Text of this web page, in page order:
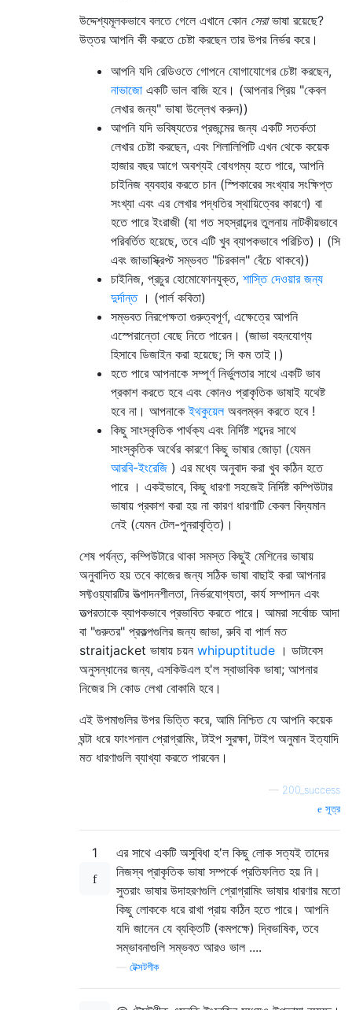
উদ্দেশ্যমূলকভাবে বলতে গেলে এখানে কোন সেরাভাষা রয়েছে?
উত্তর আপনি কী করতে চেষ্টা করছেন তার উপর নির্ভর করে।
আপনি যদি রেডিওতে গোপনে যোগাযোগের চেষ্টা করছেন,
নাভাজো একটি ভাল বাজি হবে। (আপনার প্রিয় "কেবল
লেখার জন্য" ভাষা উল্লেখ করুন))
আপনি যদি ভবিষ্যতের প্রজন্মের জন্য একটি সতর্কতা
লেখার চেষ্টা করছেন, এবং শিলালিপিটি এখন থেকে কয়েক
হাজার বছর আগে অবশ্যই বোধগম্য হতে পারে, আপনি
চাইনিজ ব্যবহার করতে চান (স্পিকারের সংখ্যার সংক্ষিপ্ত
সংখ্যা এবং এর লেখার পদ্ধতির স্থায়িত্বের কারণে) বা
হতে পারে ইংরাজী (যা গত সহস্রাব্দের তুলনায় নাটকীয়ভাবে
পরিবর্তিত হয়েছে, তবে এটি খুব ব্যাপকভাবে পরিচিত)। (সি
এবং জাভাস্ক্রিপ্ট সম্ভবত "চিরকাল" বেঁচে থাকবে))
চাইনিজ, প্রচুর হোমোফোনযুক্ত, শাস্তি দেওয়ার জন্য
দুর্দান্ত। (পার্ল কবিতা)
সম্ভবত নিরপেক্ষতা গুরুত্বপূর্ণ, এক্ষেত্রে আপনি
এস্পেরান্তো বেছে নিতে পারেন। (জাভা বহনযোগ্য
হিসাবে ডিজাইন করা হয়েছে; সি কম তাই।)
হতে পারে আপনাকে সম্পূর্ণ নির্ভুলতার সাথে একটি ভাব
প্রকাশ করতে হবে এবং কোনও প্রাকৃতিক ভাষাই যথেষ্ট
হবে না। আপনাকেইথকুয়েলঅবলম্বন করতে হবে !
কিছু সাংস্কৃতিক পার্থক্য এবং নির্দিষ্ট শব্দের সাথে
সাংস্কৃতিক অর্থের কারণে কিছু ভাষার জোড়া (যেমন
আরবি-ইংরেজি ) এর মধ্যে অনুবাদ করা খুব কঠিন হতে
পারে । একইভাবে, কিছু ধারণা সহজেই নির্দিষ্ট কম্পিউটার
ভাষায় প্রকাশ করা হয় না কারণ ধারণাটি কেবল বিদ্যমান
নেই (যেমন টেল-পুনরাবৃত্তি)।
শেষ পর্যন্ত, কম্পিউটারে থাকা সমস্ত কিছুই মেশিনের ভাষায়
অনুবাদিত হয় তবে কাজের জন্য সঠিক ভাষা বাছাই করা আপনার
সফ্টওয়্যারটির উত্পাদনশীলতা, নির্ভরযোগ্যতা, কার্য সম্পাদন এবং
তত্পরতাকে ব্যাপকভাবে প্রভাবিত করতে পারে। আমরা সর্বোচ্চ আদা
বা "গুরুতর" প্রকল্পগুলির জন্য জাভা, রুবি বা পার্ল মত
straitjacket ভাষায় চয়ন whipuptitude । ডাটাবেস
অনুসন্ধানের জন্য, এসকিউএল হ'ল স্বাভাবিক ভাষা; আপনার
নিজের সি কোড লেখা বোকামি হবে।
এই উপমাগুলির উপর ভিত্তি করে, আমি নিশ্চিত যে আপনি কয়েক
ঘন্টা ধরে ফাংশনাল প্রোগ্রামিং, টাইপ সুরক্ষা, টাইপ অনুমান ইত্যাদি
মত ধারণাগুলি ব্যাখ্যা করতে পারবেন।
— 200_success
সূত্র
1
এর সাথে একটি অসুবিধা হ'ল কিছু লোক সত্যই তাদের
নিজস্ব প্রাকৃতিক ভাষা সম্পর্কে প্রতিফলিত হয় নি।
সুতরাং ভাষার উদাহরণগুলি প্রোগ্রামিং ভাষার ধারণার মতো
কিছু লোককে ধরে রাখা প্রায় কঠিন হতে পারে। আপনি
যদি জানেন যে ব্যক্তিটি (কমপক্ষে) দ্বিভাষিক, তবে
সম্ভাবনাগুলি সম্ভবত আরও ভাল ....
টেক্সটগীক